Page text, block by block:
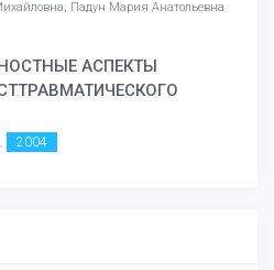
Падун Мария Анатольевна
АСПЕКТЫ
2004